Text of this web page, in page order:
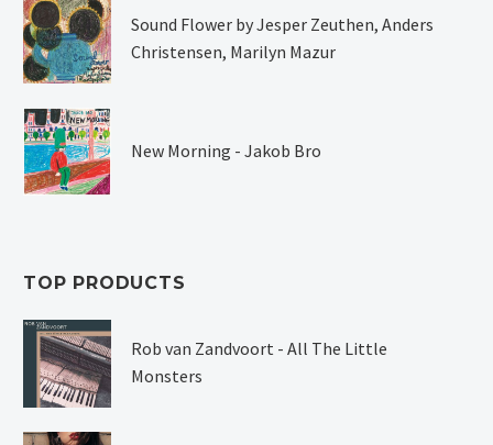
Sound Flower by Jesper Zeuthen, Anders
Christensen, Marilyn Mazur
New Morning - Jakob Bro
TOP PRODUCTS
Rob van Zandvoort - All The Little
Monsters